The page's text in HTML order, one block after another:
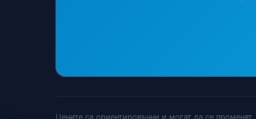
Цените са ориентировъчни и могат да се